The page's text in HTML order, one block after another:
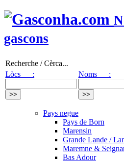
gascons
Recherche / Cèrca...
Lòcs :
Noms :
Pays negue
Pays de Born
Marensin
Grande Lande /
Maremne &
Bas Adour